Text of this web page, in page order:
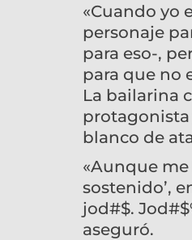
«Cuando yo
personaje
para eso-,
para que no
La bailarina
protagonista
blanco de
«Aunque
sostenido’,
jod#$.
aseguró.